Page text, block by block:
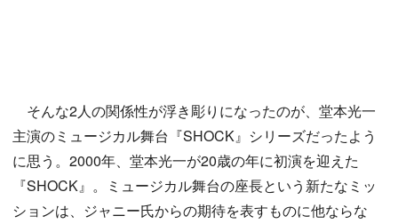
そんな2人の関係性が浮き彫りになったのが、堂本光一
主演のミュージカル舞台『SHOCK』シリーズだったよう
に思う。2000年、堂本光一が20歳の年に初演を迎えた
『SHOCK』。ミュージカル舞台の座長という新たなミッ
ションは、ジャニー氏からの期待を表すものに他ならな